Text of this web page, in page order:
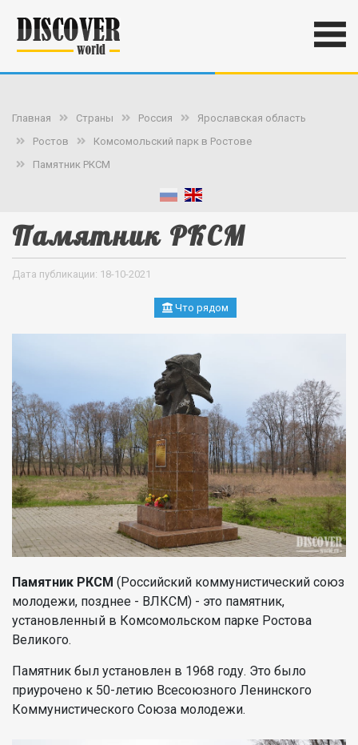
Главная Страны Россия
Ярославская область
Ростов
Комсомольский парк в Ростове
Памятник РКСМ
Памятник РКСМ
Дата публикации: 18-10-2021
Что рядом
Памятник РКСМ (Российский коммунистический союз
молодежи, позднее - ВЛКСМ) - это памятник,
установленный в Комсомольском парке Ростова
Великого.
Памятник был установлен в 1968 году. Это было
приурочено к 50-летию Всесоюзного Ленинского
Коммунистического Союза молодежи.